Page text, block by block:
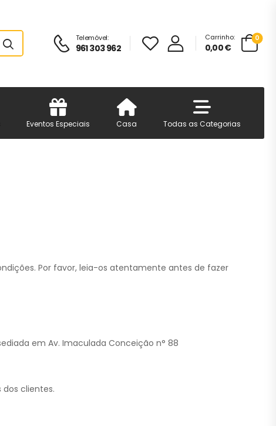
Telemóvel:
961 303 962
Carrinho:
0,00€
0
Eventos Especiais Casa Todas as Categorias
Por favor, leia-os atentamente antes de fazer
em Av. Imaculada Conceição n° 88
clientes.